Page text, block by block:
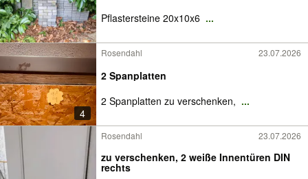
Pflastersteine 20x10x6 ...
4
Rosendahl 23.07.2026
2 Spanplatten
2 Spanplatten zu verschenken, ...
Rosendahl 23.07.2026
zu verschenken, 2 weiße Innentüren DIN
rechts